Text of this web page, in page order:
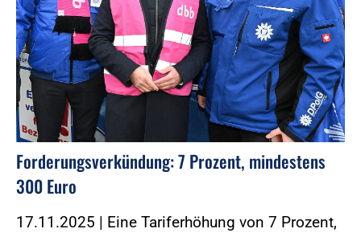
Forderungsverkündung: 7 Prozent, mindestens
300 Euro
17.11.2025 | Eine Tariferhöhung von 7 Prozent,